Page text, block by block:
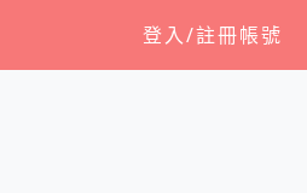
登入/註冊帳號